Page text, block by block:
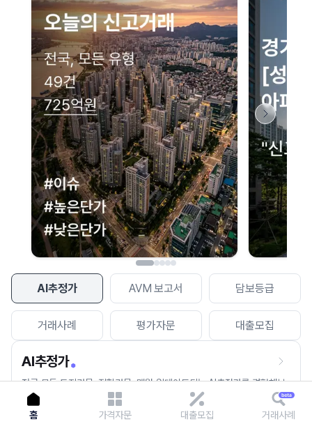
AI추정가 AVM 보고서 담보등급
거래사례 평가자문 대출모집
AI추정가
전국 모든 토지건물, 집합건물, 매월 업데이트되는 AI추정가를 경험해보
세요.
네이버 지도 연결 안내
현재 네이버 지도 연결이 원활하지 않아 지도를 불러올 수 없습니다.
이용에 불편을 드려 죄송합니다.
다시 시도
홈 가격자문 대출모집 거래사례